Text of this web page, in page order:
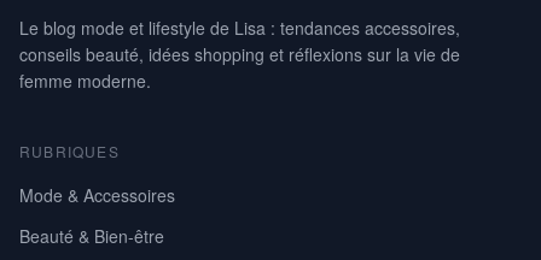
Le blog mode et lifestyle de Lisa : tendances accessoires,
conseils beauté, idées shopping et réflexions sur la vie de
femme moderne.
RUBRIQUES
Mode & Accessoires
Beauté & Bien-être